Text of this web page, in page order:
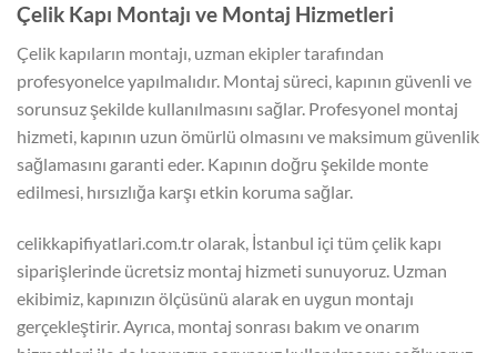
Çelik Kapı Montajı ve Montaj Hizmetleri
Çelik kapıların montajı, uzman ekipler tarafından
profesyonelce yapılmalıdır. Montaj süreci, kapının güvenli ve
sorunsuz şekilde kullanılmasını sağlar. Profesyonel montaj
hizmeti, kapının uzun ömürlü olmasını ve maksimum güvenlik
sağlamasını garanti eder. Kapının doğru şekilde monte
edilmesi, hırsızlığa karşı etkin koruma sağlar.
celikkapifiyatlari.com.tr olarak, İstanbul içi tüm çelik kapı
siparişlerinde ücretsiz montaj hizmeti sunuyoruz. Uzman
ekibimiz, kapınızın ölçüsünü alarak en uygun montajı
gerçekleştirir. Ayrıca, montaj sonrası bakım ve onarım